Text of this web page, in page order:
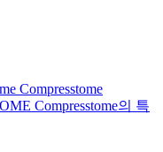
Compresstome
Compresstome의 특